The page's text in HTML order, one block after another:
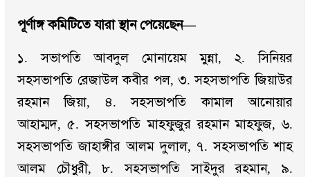
পূর্ণাঙ্গ কমিটিতে যারা স্থান পেয়েছেন—
১. সভাপতি আবদুল মোনায়েম মুন্না, ২. সিনিয়র
সহসভাপতি রেজাউল কবীর পল, ৩. সহসভাপতি জিয়াউর
রহমান জিয়া, ৪. সহসভাপতি কামাল আনোয়ার
আহাম্মদ, ৫. সহসভাপতি মাহফুজুর রহমান মাহফুজ, ৬.
সহসভাপতি জাহাঙ্গীর আলম দুলাল, ৭. সহসভাপতি শাহ
আলম চৌধুরী, ৮. সহসভাপতি সাইদুর রহমান, ৯.